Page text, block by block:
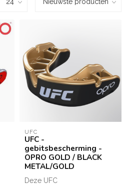
UFC
UFC -
gebitsbescherming -
OPRO GOLD / BLACK
METAL/GOLD
Deze UFC